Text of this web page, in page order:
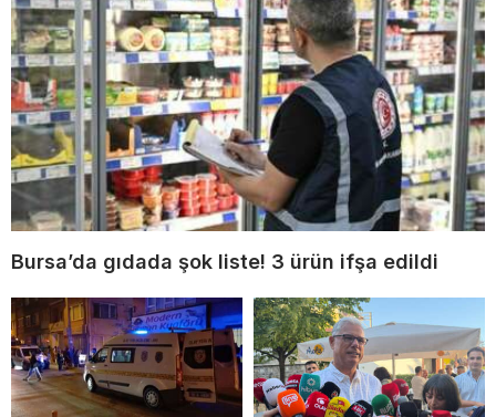
Bursa’da gıdada şok liste! 3 ürün ifşa edildi